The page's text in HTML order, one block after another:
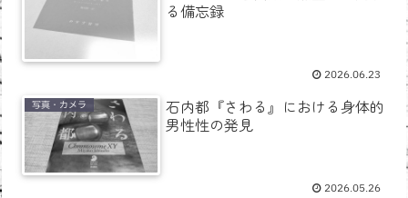
る備忘録
2026.06.23
写真・カメラ
石内都『さわる』における身体的
男性性の発見
2026.05.26